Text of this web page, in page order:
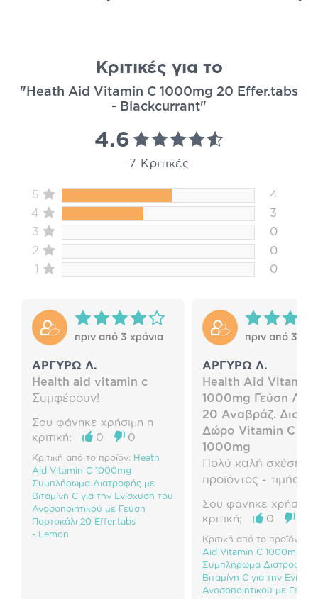
Κριτικές για το
"Heath Aid Vitamin C 1000mg 20 Effer.tabs
- Blackcurrant"
4.6
7 Κριτικές
5
4
4
3
3
0
2
0
1
0
πριν από 3 χρόνια
ΑΡΓΥΡΩ Λ.
Health aid vitamin c
Συμφέρουν!
Σου φάνηκε χρήσιμη η
κριτική;
0 0
Κριτική από το προϊόν: Heath
Aid Vitamin C 1000mg
Συμπλήρωμα Διατροφής με
Βιταμίνη C για την Ενίσχυση του
Ανοσοποιητικού με Γεύση
Πορτοκάλι 20 Effer.tabs
- Lemon
πριν από 3
ΑΡΓΥΡΩ Λ.
Health Aid Vitamin
1000mg Γεύση
20 Αναβράζ.
Δώρο Vitamin C
1000mg
Πολύ καλή σχέση
προϊόντος - τιμής.
Σου φάνηκε χρήσιμη
κριτική;
0
Κριτική από το προϊόν:
Aid Vitamin C 1000mg
Συμπλήρωμα Διατροφής
Βιταμίνη C για την
Ανοσοποιητικού με Γεύση